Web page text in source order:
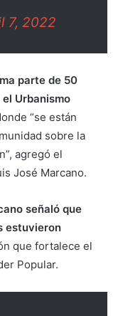
7, 2022
parte de 50
Urbanismo
“se están
sobre la
agregó el
José Marcano.
señaló que
estuvieron
que fortalece el
Popular.